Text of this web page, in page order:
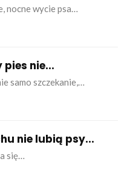
nocne wycie psa…
pies nie...
samo szczekanie,…
nie lubią psy...
się…